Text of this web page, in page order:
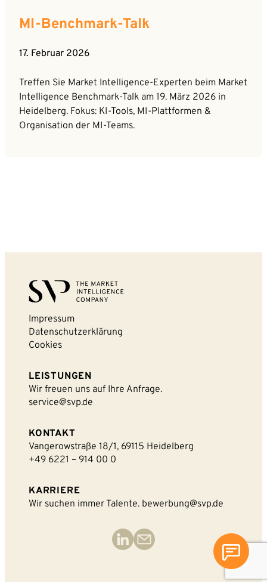
MI-Benchmark-Talk
17. Februar 2026
Treffen Sie Market Intelligence-Experten beim Market
Intelligence Benchmark-Talk am 19. März 2026 in
Heidelberg. Fokus: KI-Tools, MI-Plattformen &
Organisation der MI-Teams.
Impressum
Datenschutzerklärung
Cookies
LEISTUNGEN
Wir freuen uns auf Ihre Anfrage.
service@svp.de
KONTAKT
Vangerowstraße 18/1, 69115 Heidelberg
+49 6221 – 914 00 0
KARRIERE
Wir suchen immer Talente. bewerbung@svp.de